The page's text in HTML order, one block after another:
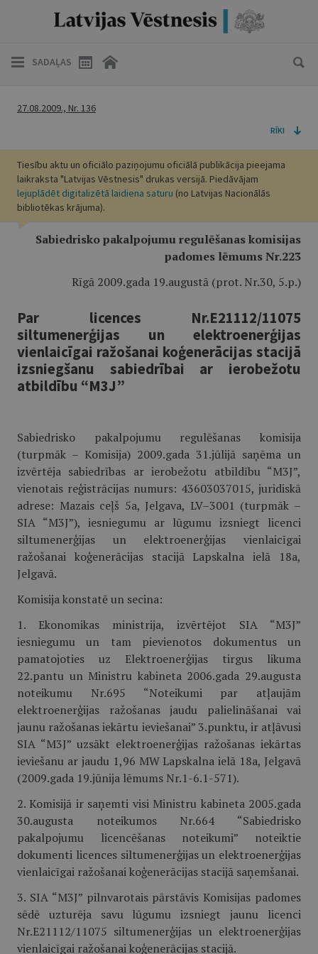
SADAĻAS
27.08.2009., Nr. 136
RĪKI
Tiesību aktu un oficiālo paziņojumu oficiālā publikācija pieejama
laikraksta "Latvijas Vēstnesis" drukas versijā. Piedāvājam
lejuplādēt digitalizētā laidiena saturu (no Latvijas Nacionālās
bibliotēkas krājuma).
Sabiedrisko pakalpojumu regulēšanas komisijas
padomes lēmums Nr.223
Rīgā 2009.gada 19.augustā (prot. Nr.30, 5.p.)
Par licences Nr.E21112/11075
siltumenerģijas un elektroenerģijas
vienlaicīgai ražošanai koģenerācijas stacijā
izsniegšanu sabiedrībai ar ierobežotu
atbildību “M3J”
Sabiedrisko pakalpojumu regulēšanas komisija
(turpmāk – Komisija) 2009.gada 31.jūlijā saņēma un
izvērtēja sabiedrības ar ierobežotu atbildību “M3J”,
vienotais reģistrācijas numurs: 43603037015, juridiskā
adrese: Mazais ceļš 5a, Jelgava, LV–3001 (turpmāk –
SIA “M3J”), iesniegumu ar lūgumu izsniegt licenci
siltumenerģijas un elektroenerģijas vienlaicīgai
ražošanai koģenerācijas stacijā Lapskalna ielā 18a,
Jelgavā.
Komisija konstatē un secina:
1. Ekonomikas ministrija, izvērtējot SIA “M3J”
iesniegumu un tam pievienotos dokumentus un
pamatojoties uz Elektroenerģijas tirgus likuma
22.pantu un Ministru kabineta 2006.gada 29.augusta
noteikumu Nr.695 “Noteikumi par atļaujām
elektroenerģijas ražošanas jaudu palielināšanai vai
jaunu ražošanas iekārtu ieviešanai” 3.punktu, ir atļāvusi
SIA “M3J” uzsākt elektroenerģijas ražošanas iekārtas
ieviešanu ar jaudu 1,96 MW Lapskalna ielā 18a, Jelgavā
(2009.gada 19.jūnija lēmums Nr.1-6.1-571).
2. Komisijā ir saņemti visi Ministru kabineta 2005.gada
30.augusta noteikumos Nr.664 “Sabiedrisko
pakalpojumu licencēšanas noteikumi” noteiktie
dokumenti licences siltumenerģijas un elektroenerģijas
vienlaicīgai ražošanai koģenerācijas stacijā saņemšanai.
3. SIA “M3J” pilnvarotais pārstāvis Komisijas padomes
sēdē uzturēja savu lūgumu izsniegt jaunu licenci
Nr.E21112/11075 siltumenerģijas un elektroenerģijas
vienlaicīgai ražošanai koģenerācijas stacijā.